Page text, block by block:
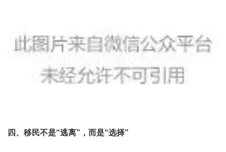
四、移民不是“逃离”，而是“选择”